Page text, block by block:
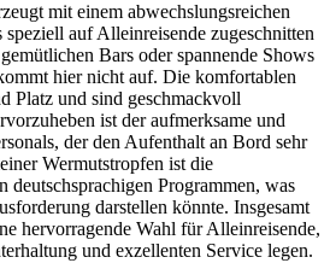
mit einem abwechslungsreichen
speziell auf Alleinreisende zugeschnitten
Bars oder spannende Shows
hier nicht auf. Die komfortablen
Platz und sind geschmackvoll
ist der aufmerksame und
der den Aufenthalt an Bord sehr
Wermutstropfen ist die
deutschsprachigen Programmen, was
darstellen könnte. Insgesamt
hervorragende Wahl für Alleinreisende,
und exzellenten Service legen.